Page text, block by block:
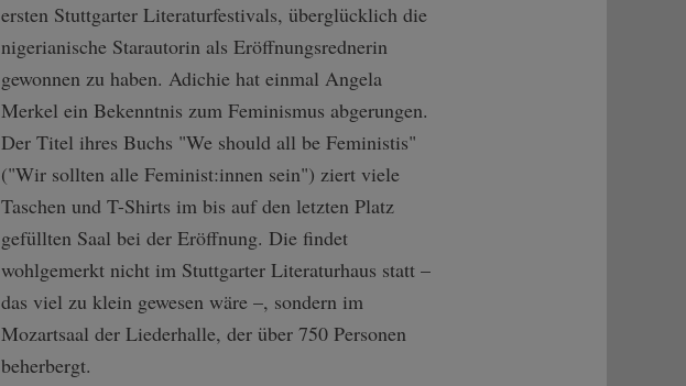
ersten Stuttgarter Literaturfestivals, überglücklich die
nigerianische Starautorin als Eröffnungsrednerin
gewonnen zu haben. Adichie hat einmal Angela
Merkel ein Bekenntnis zum Feminismus abgerungen.
Der Titel ihres Buchs "We should all be Feministis"
("Wir sollten alle Feminist:innen sein") ziert viele
Taschen und T-Shirts im bis auf den letzten Platz
gefüllten Saal bei der Eröffnung. Die findet
wohlgemerkt nicht im Stuttgarter Literaturhaus statt –
das viel zu klein gewesen wäre –, sondern im
Mozartsaal der Liederhalle, der über 750 Personen
beherbergt.